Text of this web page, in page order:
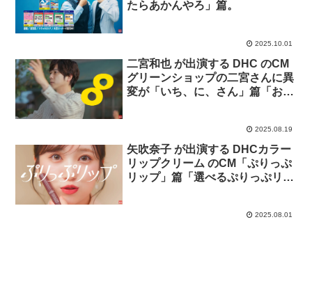
たらあかんやろ」篇。
2025.10.01
二宮和也 が出演する DHC のCM
グリーンショップの二宮さんに異
変が「いち、に、さん」篇「おは
2025.08.19
矢吹奈子 が出演する DHCカラー
リップクリーム のCM「ぷりっぷ
リップ」篇「選べるぷりっぷリッ
2025.08.01